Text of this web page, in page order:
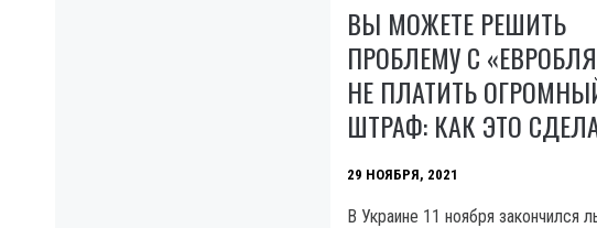
ВЫ МОЖЕТЕ РЕШИТЬ
ПРОБЛЕМУ С
НЕ ПЛАТИТЬ
ШТРАФ: КАК ЭТО
29 НОЯБРЯ, 2021
В Украине 11 ноября закончился